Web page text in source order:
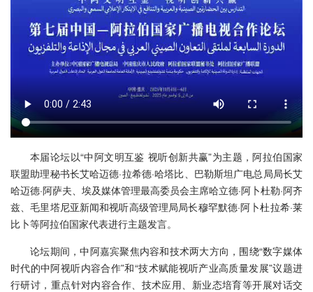
本届论坛以“中阿文明互鉴 视听创新共赢”为主题，阿拉伯国家
联盟助理秘书长艾哈迈德·拉希德·哈塔比、巴勒斯坦广电总局局长艾
哈迈德·阿萨夫、埃及媒体管理最高委员会主席哈立德·阿卜杜勒·阿齐
兹、毛里塔尼亚新闻和视听高级管理局局长穆罕默德·阿卜杜拉希·莱
比卜等阿拉伯国家代表进行主题发言。
论坛期间，中阿嘉宾聚焦内容和技术两大方向，围绕“数字媒体
时代的中阿视听内容合作”和“技术赋能视听产业高质量发展”议题进
行研讨，重点针对内容合作、技术应用、新业态培育等开展对话交